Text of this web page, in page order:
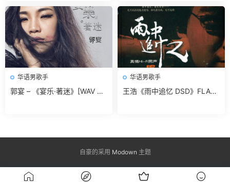
华语男歌手
郭宴 – 《宴乐·著迷》[WAV 无
华语男歌手
王浩《雨中追忆 DSD》FLAC
自豪的采用 Modown 主题